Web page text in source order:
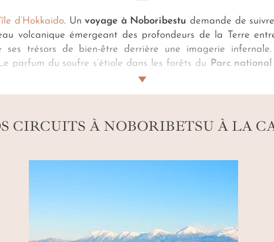
l’île d’Hokkaido. Unvoyage à Noboribestu demande de
eau volcanique émergeant des profondeurs de la Terre
ses trésors de bien-être derrière une imagerie
parfum du soufre s’étiole dans les forêts du Parc
regard des grimaçantes statues de démons en cheminant
sur la peau.
CIRCUITS À NOBORIBETSU À LA